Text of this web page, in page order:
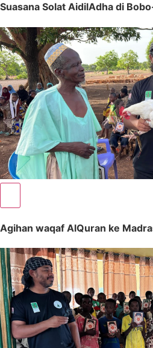
Suasana Solat AidilAdha di
Agihan waqaf AlQuran ke